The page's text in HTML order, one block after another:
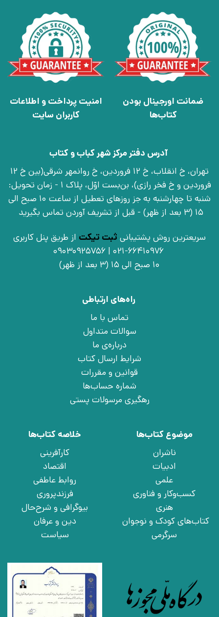
ضمانت اورجینال بودن
کتاب‌ها
امنیت پرداخت و اطلاعات
کاربران سایت
آدرس دفتر مرکز شهر کباب و کتاب
تهران، خ انقلاب، خ 12 فروردین، خ روانمهر شرقی(بین خ 12
فروردین و خ فخر رازی)، بن‌بست اوّل، پلاک 1 - زمان تحویل:
شنبه تا چهارشنبه به جز روزهای تعطیل از ساعت 10 صبح الی
15 (3 بعد از ظهر) - قبل از تشریف آوردن تماس بگیرید
سریعترین روش پشتیبانی ثبت تیکت از طریق پنل کاربری
021-66410976 | 09030925756
10 صبح الی 15 (3 بعد از ظهر)
راه‌های ارتباطی
تماس با ما
سوالات متداول
درباره‌ی ما
شرایط ارسال کتاب
قوانین و مقررات
شماره حساب‌ها
رهگیری مرسولات پستی
موضوع کتاب‌ها
ناشران
ادبیات
علمی
کسب‌وکار و فناوری
هنری
کتاب‌های کودک و نوجوان
سرگرمی
خلاصه کتاب‌ها
کارآفرینی
اقتصاد
روابط عاطفی
فرزندپروری
بیوگرافی و شرح‌حال
دین و عرفان
سیاست